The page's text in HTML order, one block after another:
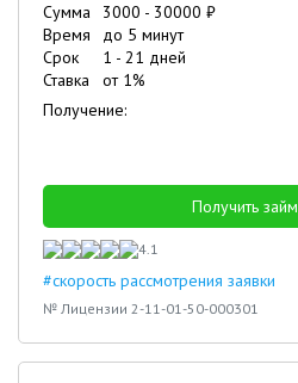
Сумма 3000 - 30000 ₽
Время
до 5 минут
Срок
1 - 21 дней
Ставка
от 1%
Получение:
Получить займ
4.1
#скорость рассмотрения заявки
№ Лицензии 2-11-01-50-000301